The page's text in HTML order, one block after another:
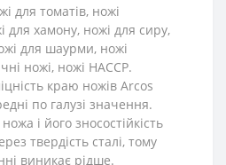
для томатів, ножі
для хамону, ножі для сиру,
для шаурми, ножі
ножі, ножі HACCP.
краю ножів Arcos
по галузі значення.
і його зносостійкість
твердість сталі, тому
виникає рідше.